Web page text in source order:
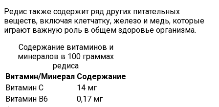
Редис также содержит ряд других питательных
веществ, включая клетчатку, железо и медь, которые
играют важную роль в общем здоровье организма.
Содержание витаминов и
минералов в 100 граммах
редиса
Витамин/Минерал Содержание
Витамин C
14 мг
Витамин В6
0,17 мг